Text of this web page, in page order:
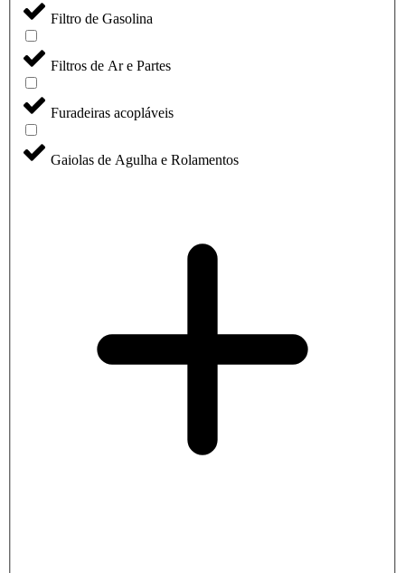
Filtro de Gasolina
Filtros de Ar e Partes
Furadeiras acopláveis
Gaiolas de Agulha e Rolamentos